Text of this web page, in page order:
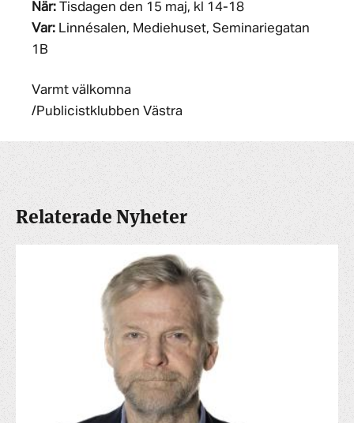
När: Tisdagen den 15 maj, kl 14-18
Var: Linnésalen, Mediehuset, Seminariegatan
1B
Varmt välkomna
/Publicistklubben Västra
Relaterade Nyheter